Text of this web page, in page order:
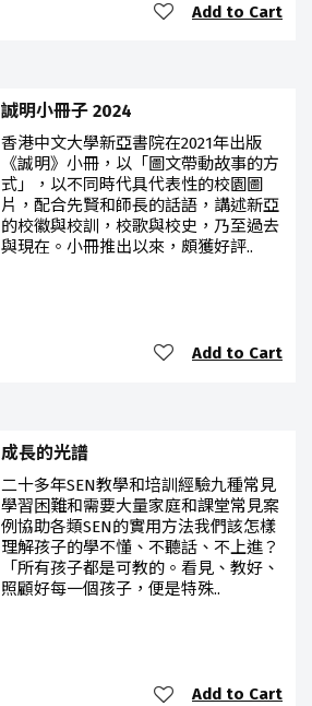
Add to Cart
誠明小冊子 2024
香港中文大學新亞書院在2021年出版
《誠明》小冊，以「圖文帶動故事的方
式」，以不同時代具代表性的校園圖
片，配合先賢和師長的話語，講述新亞
的校徽與校訓，校歌與校史，乃至過去
與現在。小冊推出以來，頗獲好評..
Add to Cart
成長的光譜
二十多年SEN教學和培訓經驗九種常見
學習困難和需要大量家庭和課堂常見案
例協助各類SEN的實用方法我們該怎樣
理解孩子的學不懂、不聽話、不上進？
「所有孩子都是可教的。看見、教好、
照顧好每一個孩子，便是特殊..
Add to Cart